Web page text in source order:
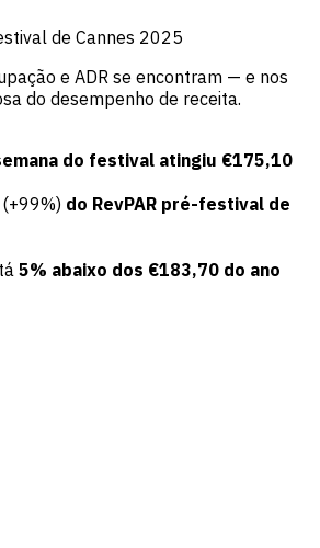
de Cannes 2025
e ADR se encontram — e nos
do desempenho de receita.
do festival atingiu €175,10
do RevPAR pré-festival de
5% abaixo dos €183,70 do ano